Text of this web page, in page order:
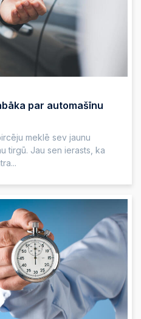
par automašīnu
meklē sev jaunu
tirgū. Jau sen ierasts, ka